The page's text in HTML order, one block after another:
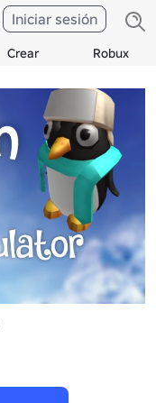
Crear Robux
Iniciar sesión